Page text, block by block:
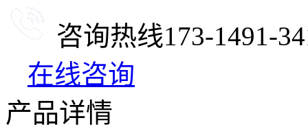
咨询热线173-1491-
在线咨询
产品详情